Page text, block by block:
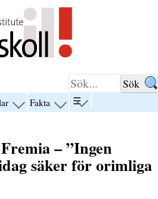
visa Fakta visa
☰visa
menyn
– ”Ingen
säker för orimliga